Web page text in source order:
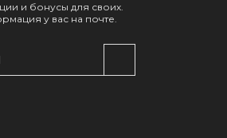
и бонусы для своих.
у вас на почте.